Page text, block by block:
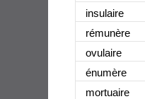
insulaire
rémunère
ovulaire
énumère
mortuaire